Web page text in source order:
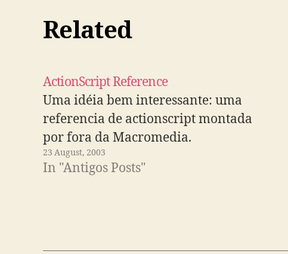
Related
ActionScript Reference
Uma idéia bem interessante: uma
referencia de actionscript montada
por fora da Macromedia.
23 August, 2003
In "Antigos Posts"